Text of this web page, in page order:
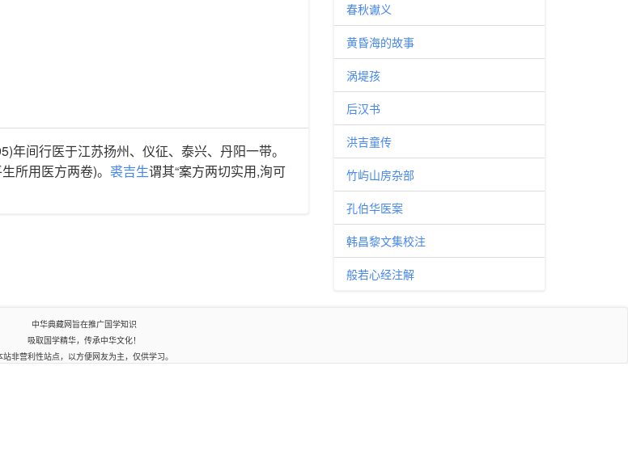
年间行医于江苏扬州、仪征、泰兴、丹阳一带。
所用医方两卷)。 裘吉生谓其“案方两切实用,洵可
春秋谳义
黄昏海的故事
涡堤孩
后汉书
洪吉童传
竹屿山房杂部
孔伯华医案
韩昌黎文集校注
般若心经注解
中华典藏网旨在推广国学知识
吸取国学精华，传承中华文化！
站非营利性站点，以方便网友为主，仅供学习。